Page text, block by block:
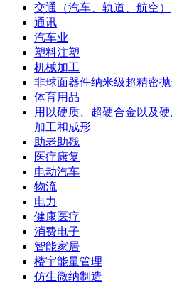
交通（汽车、轨道、航空）
通讯
汽车业
塑料注塑
机械加工
非球面器件纳米级超精密
体育用品
用以硬质、超硬合金以及
加工和成形
助老助残
医疗康复
电动汽车
物流
电力
健康医疗
消费电子
智能家居
楼宇能量管理
仿生微纳制造